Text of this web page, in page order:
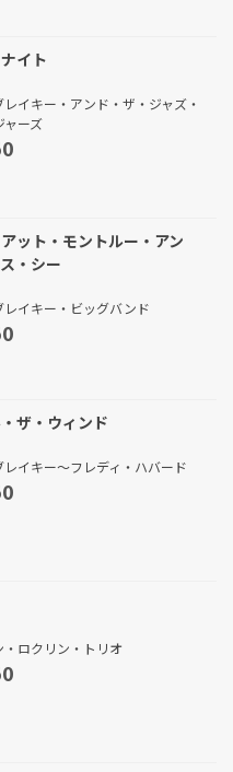
イト
レイキー・アンド・ザ・ジャズ・
ャーズ
ット・モントルー・アン
・シー
レイキー・ビッグバンド
ザ・ウィンド
レイキー～フレディ・ハバード
・ロクリン・トリオ